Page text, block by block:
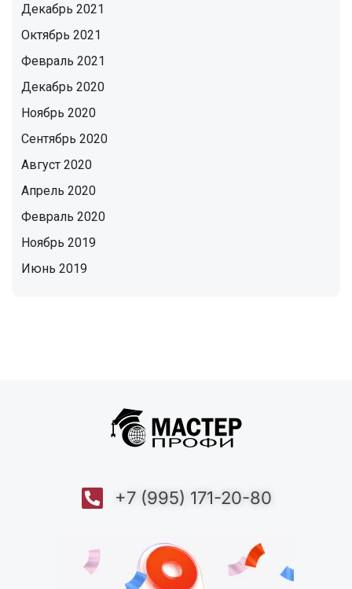
Декабрь 2021
Октябрь 2021
Февраль 2021
Декабрь 2020
Ноябрь 2020
Сентябрь 2020
Август 2020
Апрель 2020
Февраль 2020
Ноябрь 2019
Июнь 2019
+7 (995) 171-20-80